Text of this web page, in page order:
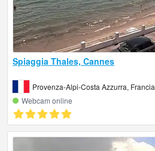
Spiaggia Thales, Cannes
Provenza-Alpi-Costa Azzurra, Francia
Webcam online